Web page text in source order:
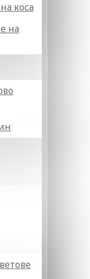
коса
на